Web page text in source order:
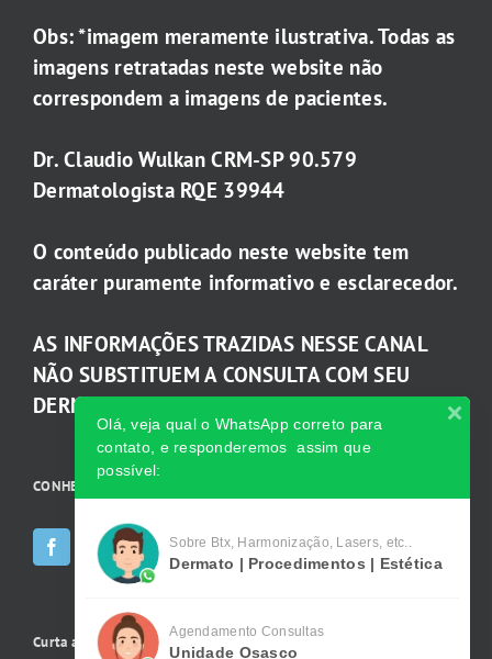
Obs: *imagem meramente ilustrativa. Todas as
imagens retratadas neste website não
correspondem a imagens de pacientes.
Dr. Claudio Wulkan CRM-SP 90.579
Dermatologista RQE 39944
O conteúdo publicado neste website tem
caráter puramente informativo e esclarecedor.
AS INFORMAÇÕES TRAZIDAS NESSE CANAL
NÃO SUBSTITUEM A CONSULTA COM SEU
DERMATOLOGISTA.
CONHEÇA AS INCRÍVEIS Redes Sociais da Clínica
Curta a gente no Facebook
Olá, veja qual o WhatsApp correto para
contato, e responderemos assim que
possível:
Sobre Btx, Harmonização, Lasers, etc..
Dermato | Procedimentos | Estética
Agendamento Consultas
Unidade Osasco